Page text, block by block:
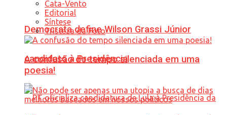
Democrata define Wilson Grassi Júnior
candidato à Presidência
Cata-Vento
Editorial
Síntese
Tristeza da Foto
A confusão do tempo silenciada em uma
poesia!